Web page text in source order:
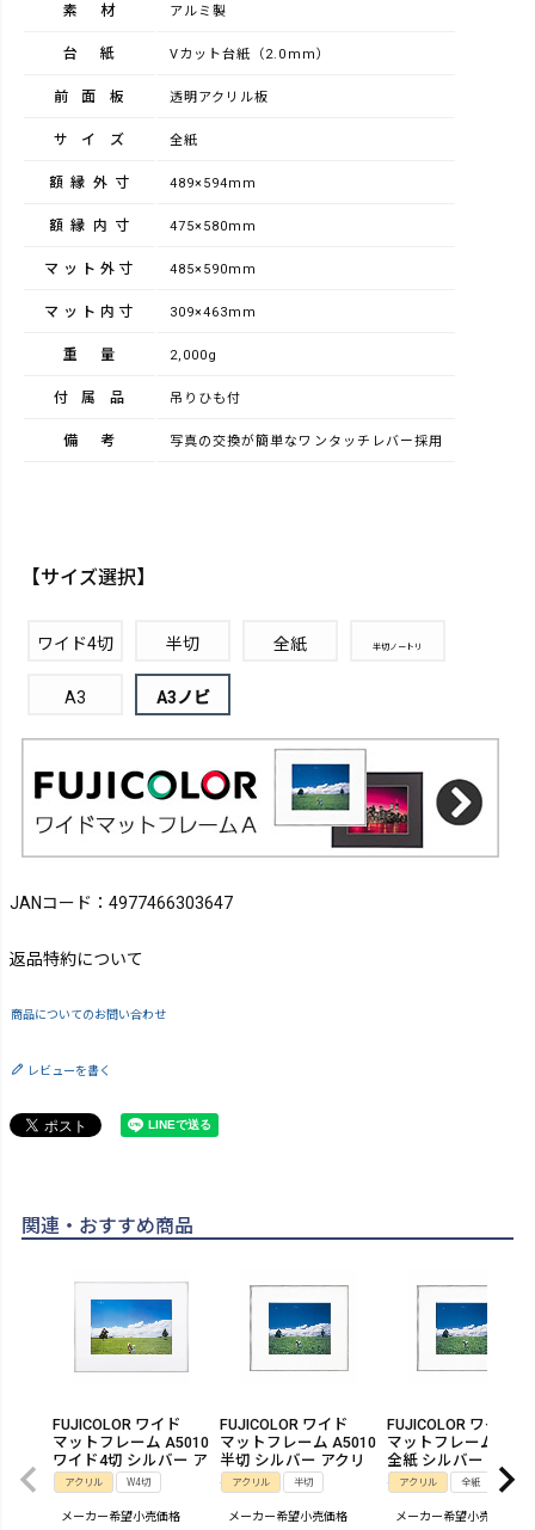
素材 アルミ製
台紙 Vカット台紙（2.0mm）
前面板 透明アクリル板
サイズ 全紙
額縁外寸 489×594mm
額縁内寸 475×580mm
マット外寸 485×590mm
マット内寸 309×463mm
重量 2,000g
付属品 吊りひも付
備考 写真の交換が簡単なワンタッチレバー採用
【サイズ選択】
ワイド4切 半切 全紙 半切ノートリ
A3 A3ノビ
JANコード：4977466303647
返品特約について
商品についてのお問い合わせ
レビューを書く
関連・おすすめ商品
FUJICOLOR ワイド
マットフレーム A5010
ワイド4切 シルバー ア
クリル
アクリル W4切
メーカー希望小売価格
FUJICOLOR ワイド
マットフレーム A5010
半切 シルバー アクリ
ルアクリル 半切
メーカー希望小売価格
FUJICOLOR ワイド
マットフレーム
全紙 シルバー アクリ
ルアクリル 全紙
メーカー希望小売価格